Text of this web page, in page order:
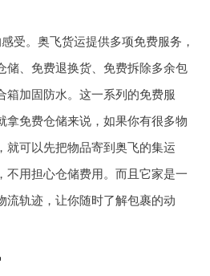
受。奥飞货运提供多项免费服务，
储、免费退换货、免费拆除多余包
箱加固防水。这一系列的免费服
拿免费仓储来说，如果你有很多物
就可以先把物品寄到奥飞的集运
不用担心仓储费用。而且它家是一
流轨迹，让你随时了解包裹的动